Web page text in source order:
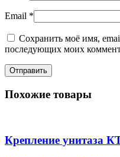
Email *
Сохранить моё имя,
последующих моих
Похожие товары
Крепление унитаза